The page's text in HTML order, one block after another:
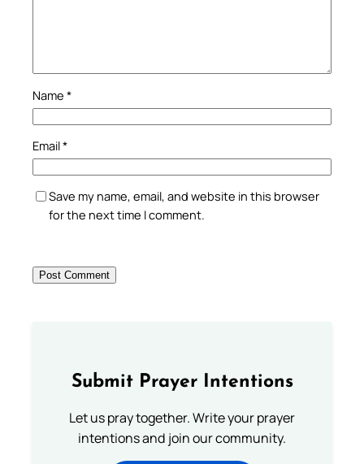
Name *
Email*
Save my name, email, and website in this browser
for the next time I comment.
Submit Prayer Intentions
Let us pray together. Write your prayer
intentions and join our community.